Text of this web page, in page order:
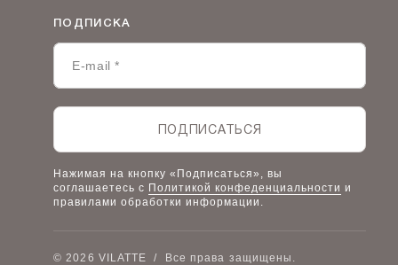
Условия сотрудничества
Таблицы размеров
Политика конфиденциальности
Наши дилеры
Наш розничный интернет-магазин
ПОДПИСКА
ПОДПИСАТЬСЯ
Нажимая на кнопку «Подписаться», вы
соглашаетесь с Политикой конфеденциальности и
правилами обработки информации.
© 2026 VILATTE / Все права защищены.